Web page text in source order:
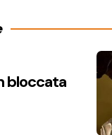
bloccata